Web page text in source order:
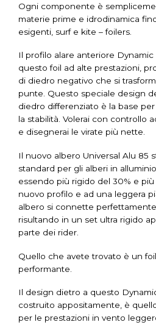
Ogni componente è
materie prime e idrodinamica
esigenti, surf e kite – foilers.
Il profilo alare anteriore
questo foil ad alte prestazioni,
di diedro negativo che si
punte. Questo speciale design
diedro differenziato è la base
la stabilità. Volerai con controllo
e disegnerai le virate più nette.
Il nuovo albero Universal Alu 85
standard per gli alberi in
essendo più rigido del 30% e
nuovo profilo e ad una leggera
albero si connette
risultando in un set ultra rigido
parte dei rider.
Quello che avete trovato è un
performante.
Il design dietro a questo
costruito appositamente, è
per le prestazioni in vento